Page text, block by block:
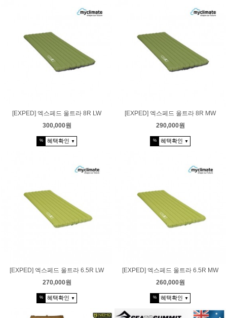
[EXPED] 엑스페드 울트라 8R LW
300,000원
% 혜택확인 ▼
[EXPED] 엑스페드 울트라 8R MW
290,000원
% 혜택확인 ▼
[EXPED] 엑스페드 울트라 6.5R LW
270,000원
% 혜택확인 ▼
[EXPED] 엑스페드 울트라 6.5R MW
260,000원
% 혜택확인 ▼